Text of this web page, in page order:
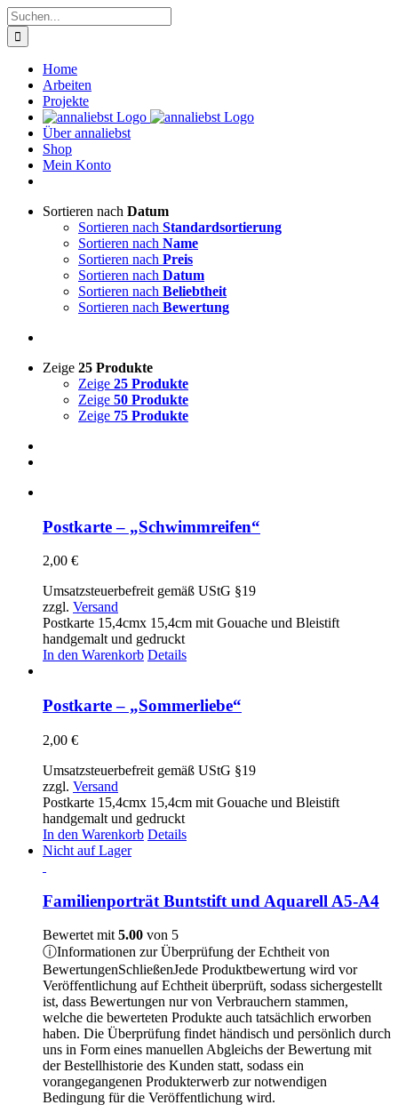
Zum
Inhalt
springen
Suche
nach:
Home
Arbeiten
Projekte
Über annaliebst
Shop
Mein Konto
Sortieren nach Datum
Sortieren nach Standardsortierung
Sortieren nach Name
Sortieren nach Preis
Sortieren nach Datum
Sortieren nach Beliebtheit
Sortieren nach Bewertung
Zeige 25 Produkte
Zeige 25 Produkte
Zeige 50 Produkte
Zeige 75 Produkte
Postkarte – „Schwimmreifen“
2,00 €
Umsatzsteuerbefreit gemäß UStG §19
zzgl. Versand
Postkarte 15,4cmx 15,4cm mit Gouache und Bleistift
handgemalt und gedruckt
In den Warenkorb Details
Postkarte – „Sommerliebe“
2,00 €
Umsatzsteuerbefreit gemäß UStG §19
zzgl. Versand
Postkarte 15,4cmx 15,4cm mit Gouache und Bleistift
handgemalt und gedruckt
In den Warenkorb Details
Nicht auf Lager
Familienporträt Buntstift und Aquarell A5-A4
Bewertet mit 5.00 von 5
ⓘInformationen zur Überprüfung der Echtheit von
BewertungenSchließenJede Produktbewertung wird vor
Veröffentlichung auf Echtheit überprüft, sodass sichergestellt
ist, dass Bewertungen nur von Verbrauchern stammen,
welche die bewerteten Produkte auch tatsächlich erworben
haben. Die Überprüfung findet händisch und persönlich durch
uns in Form eines manuellen Abgleichs der Bewertung mit
der Bestellhistorie des Kunden statt, sodass ein
vorangegangenen Produkterwerb zur notwendigen
Bedingung für die Veröffentlichung wird.